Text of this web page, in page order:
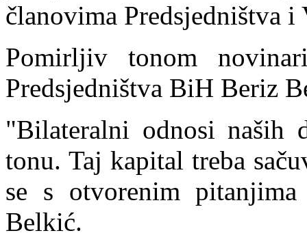
članovima Predsjedništva
Pomirljiv tonom
Predsjedništva BiH Beriz
"Bilateralni odnosi naših
tonu. Taj kapital treba
se s otvorenim
Belkić.